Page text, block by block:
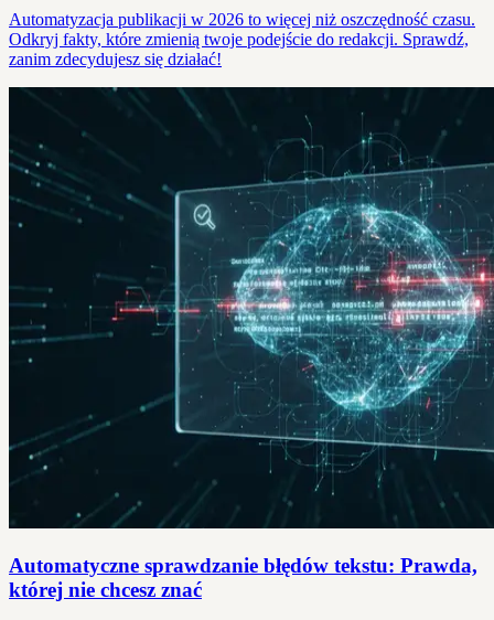
Automatyzacja publikacji w 2026 to więcej niż oszczędność czasu.
Odkryj fakty, które zmienią twoje podejście do redakcji. Sprawdź,
zanim zdecydujesz się działać!
Automatyczne sprawdzanie błędów tekstu: Prawda,
której nie chcesz znać